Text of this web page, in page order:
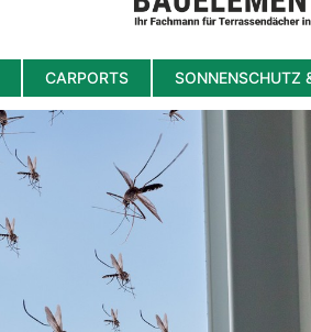
CARPORTS SONNENSCHUTZ